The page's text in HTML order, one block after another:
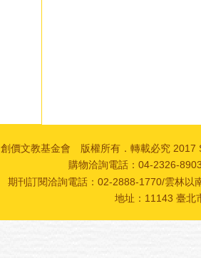
創價文教基金會 版權所有．轉載必究 2017
購物洽詢電話：04-2326-
期刊訂閱洽詢電話：02-2888-1770/雲林
地址：11143 臺北